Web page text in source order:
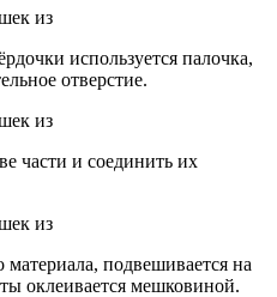
используется палочка,
отверстие.
части и соединить их
подвешивается на
оклеивается мешковиной.